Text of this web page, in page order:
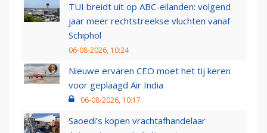
TUI breidt uit op ABC-eilanden: volgend
jaar meer rechtstreekse vluchten vanaf
Schiphol
06-08-2026, 10:24
Nieuwe ervaren CEO moet het tij keren
voor geplaagd Air India
06-08-2026, 10:17
Saoedi’s kopen vrachtafhandelaar